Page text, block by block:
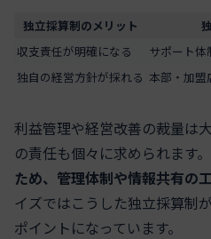
独立採算制のメリット
収支責任が明確になる
サポート体
独自の経営方針が採れる 本部・加盟
利益管理や経営改善の裁量は
の責任も個々に求められます。
ため、管理体制や情報共有の
イズではこうした独立採算制
ポイントになっています。